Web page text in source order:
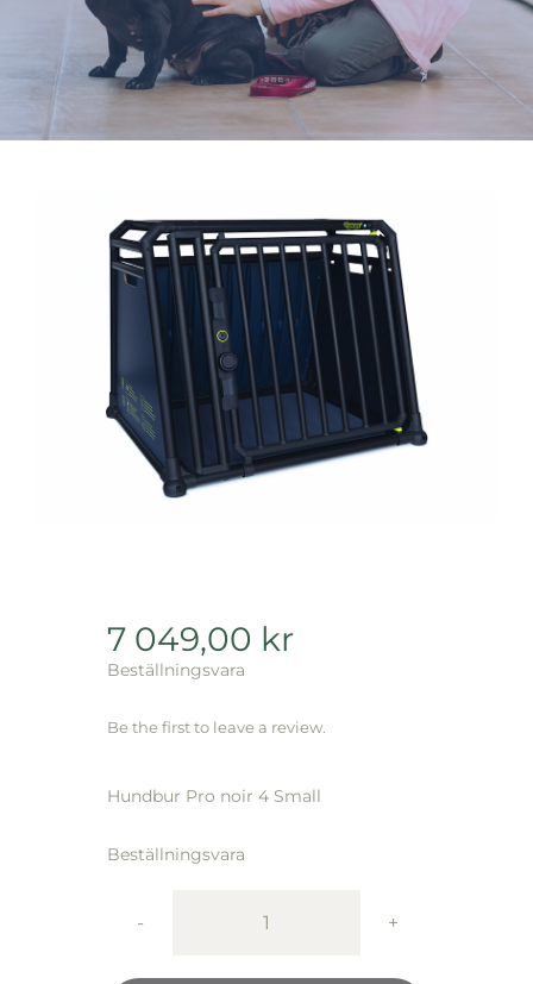
Varumärken
7 049,00 kr
Beställningsvara
Be the first to leave a review.
Hundbur Pro noir 4 Small
Beställningsvara
4Pets